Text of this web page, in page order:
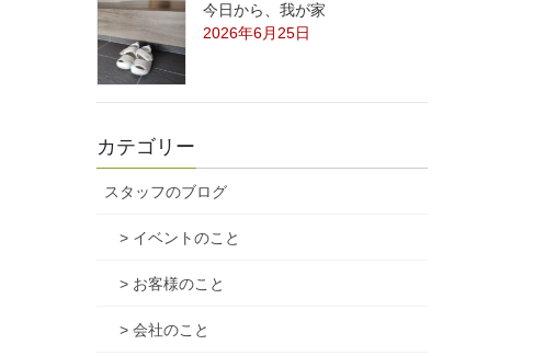
今日から、我が家
2026年6月25日
カテゴリー
スタッフのブログ
> イベントのこと
> お客様のこと
> 会社のこと